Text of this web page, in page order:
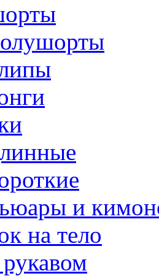
и
на тело
рукавом